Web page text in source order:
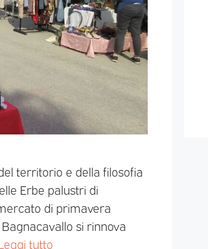
territorio e della filosofia
Erbe palustri di
di primavera
si rinnova
tutto